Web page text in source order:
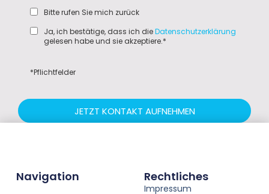
Bitte rufen Sie mich zurück
Ja, ich bestätige, dass ich dieDatenschutzerklärung
gelesen habe und sie akzeptiere.*
*Pflichtfelder
JETZT KONTAKT AUFNEHMEN
Navigation Rechtliches
Impressum